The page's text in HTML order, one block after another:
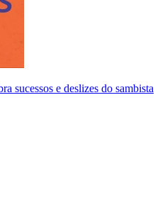
sucessos e deslizes do sambista